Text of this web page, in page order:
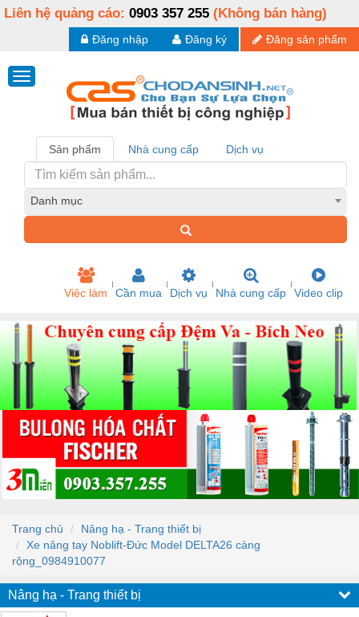
Liên hệ quảng cáo: 0903 357 255 (Không bán hàng)
Đăng sản phẩm
Đăng ký
Đăng nhập
Sản phẩm Nhà cung cấp Dịch vụ
Danh mục
Việc làm Cần mua Dịch vụ Nhà cung cấp Video clip
Trang chủ
Nâng hạ - Trang thiết bị
Xe nâng tay Noblift-Đức Model DELTA26 càng
rộng_0984910077
Nâng hạ - Trang thiết bị